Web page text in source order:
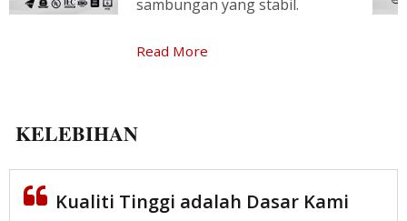
sambungan yang stabil.
Read More
KELEBIHAN
Kualiti Tinggi adalah Dasar Kami